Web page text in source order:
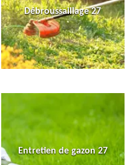
Débroussaillage 27
Entretien de gazon 27